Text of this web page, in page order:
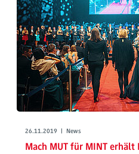
26.11.2019 | News
Mach MUT für MINT erhält